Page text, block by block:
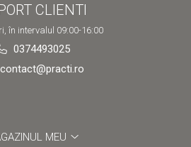
CLIENTI
în intervalul 09:00-16:00
0374493025
contact@practi.ro
MEU